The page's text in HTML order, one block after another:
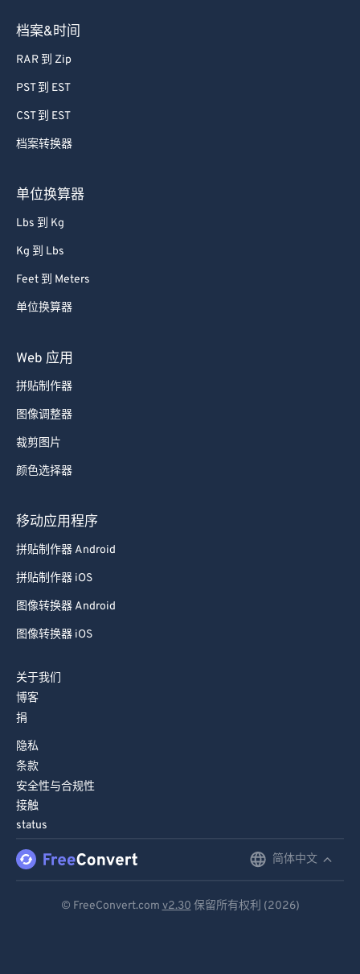
档案&时间
RAR 到 Zip
PST 到 EST
CST 到 EST
档案转换器
单位换算器
Lbs 到 Kg
Kg 到 Lbs
Feet 到 Meters
单位换算器
Web 应用
拼贴制作器
图像调整器
裁剪图片
颜色选择器
移动应用程序
拼贴制作器 Android
拼贴制作器 iOS
图像转换器 Android
图像转换器 iOS
关于我们
博客
捐
隐私
条款
安全性与合规性
接触
status
简体中文
© FreeConvert.com v2.30 保留所有权利 (2026)